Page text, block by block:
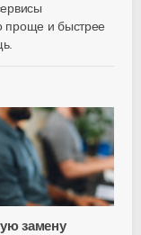
проще и быстрее
замену